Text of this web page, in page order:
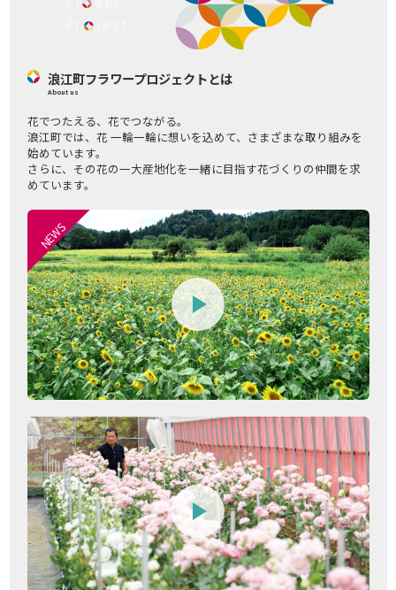
浪江町フラワープロジェクトとは
About us
花でつたえる、花でつながる。
浪江町では、花 一輪一輪に想いを込めて、さまざまな取り組みを
始めています。
さらに、その花の一大産地化を一緒に目指す花づくりの仲間を求
めています。